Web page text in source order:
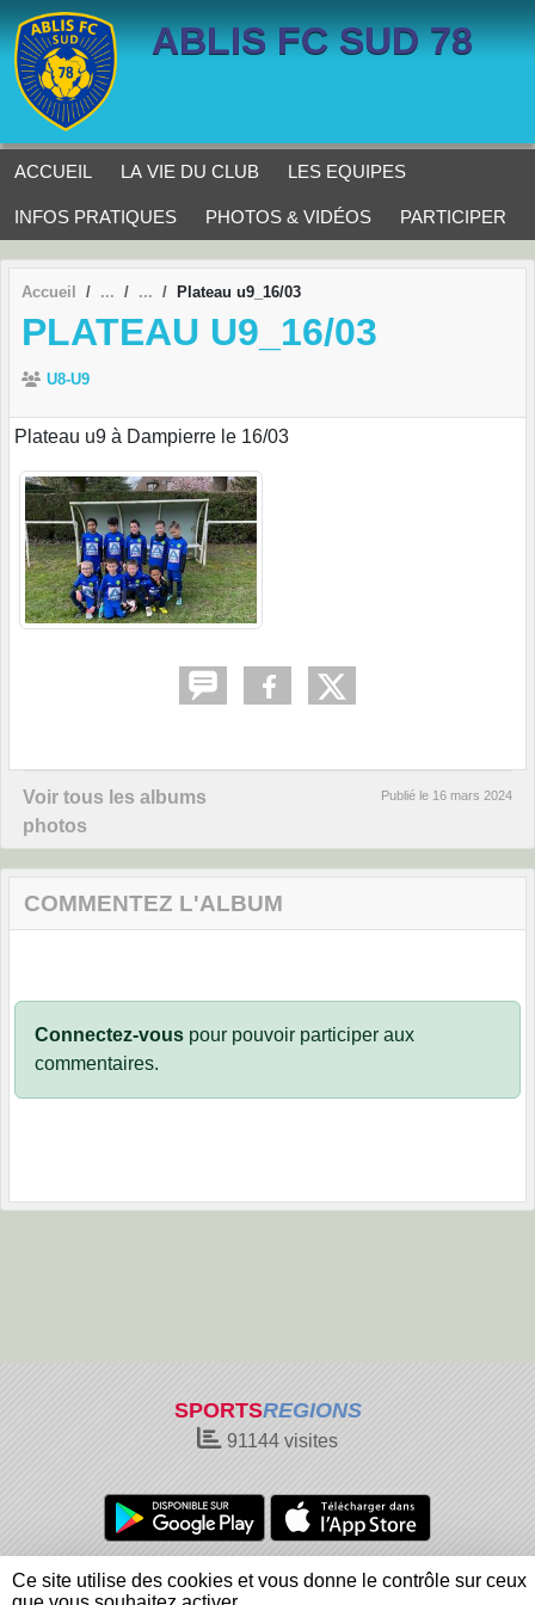
ABLIS FC SUD 78
ACCUEIL LA VIE DU CLUB LES EQUIPES
INFOS PRATIQUES PHOTOS & VIDÉOS PARTICIPER
Accueil Plateau u9_16/03
PLATEAU U9_16/03
U8-U9
Plateau u9 à Dampierre le 16/03
Voir tous les albums
photos
Publié le 16 mars 2024
COMMENTEZ L'ALBUM
Connectez-vous pour pouvoir participer aux
commentaires.
SPORTSREGIONS
91144 visites
Charte cookies
Gestion des cookies
Informations légales
Signaler un contenu inapproprié
Panneau de gestion des cookies
Ce site utilise des cookies et vous donne le contrôle sur ceux